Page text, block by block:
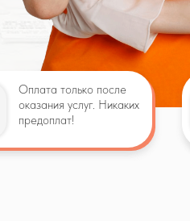
Оплата только после
оказания услуг. Никаких
предоплат!